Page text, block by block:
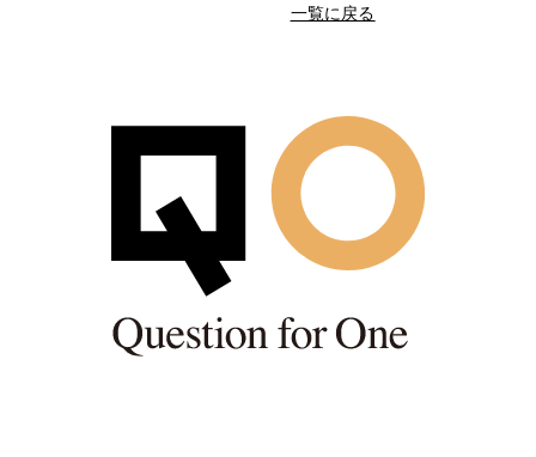
一覧に戻る